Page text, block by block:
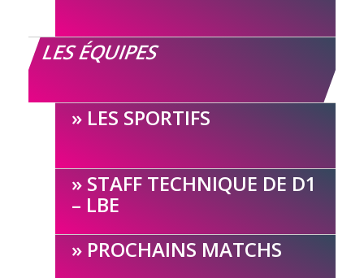
LES ÉQUIPES
LES SPORTIFS
STAFF TECHNIQUE DE D1
– LBE
PROCHAINS MATCHS